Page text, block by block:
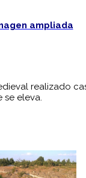
ampliada
realizado
eleva.